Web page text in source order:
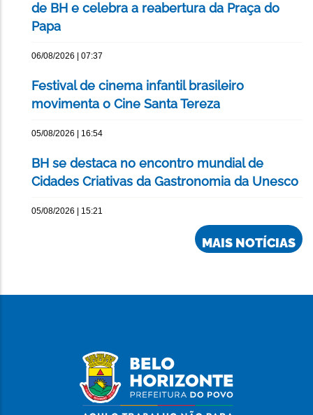
de BH e celebra a reabertura da Praça do
Papa
06/08/2026 | 07:37
Festival de cinema infantil brasileiro
movimenta o Cine Santa Tereza
05/08/2026 | 16:54
BH se destaca no encontro mundial de
Cidades Criativas da Gastronomia da Unesco
05/08/2026 | 15:21
MAIS NOTÍCIAS